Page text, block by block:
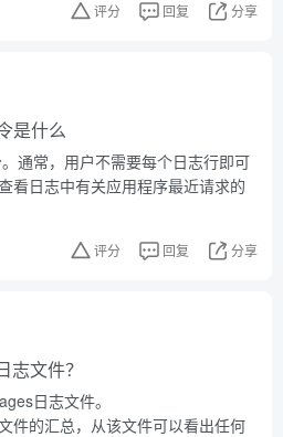
评分 回复 分享
是什么
通常，用户不需要每个日志行即可
看日志中有关应用程序最近请求的
评分 回复 分享
志文件？
日志文件。
件的汇总，从该文件可以看出任何